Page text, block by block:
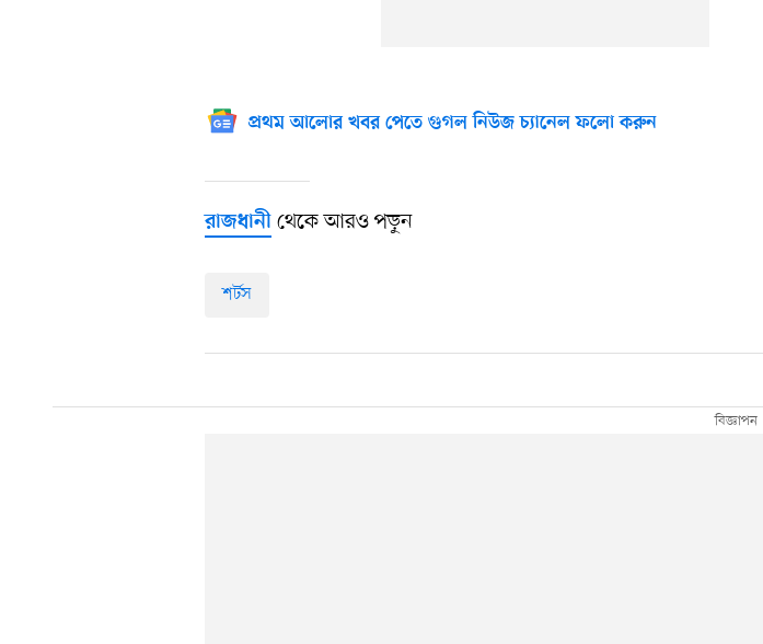
প্রথম আলোর খবর পেতে গুগল নিউজ চ্যানেল ফলো করুন
রাজধানী থেকে আরও পড়ুন
শর্টস